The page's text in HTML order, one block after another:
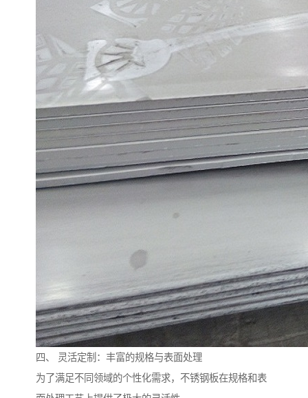
四、 灵活定制：丰富的规格与表面处理
为了满足不同领域的个性化需求，不锈钢板在规格和表